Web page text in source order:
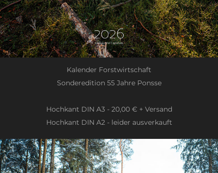
Kalender Forstwirtschaft
Sonderedition 55 Jahre Ponsse
Hochkant DIN A3 - 20,00 € + Versand
Hochkant DIN A2 - leider ausverkauft